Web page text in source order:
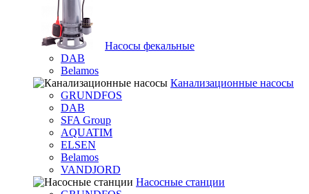
Насосы фекальные
DAB
Belamos
Канализационные насосы
GRUNDFOS
DAB
SFA Group
AQUATIM
ELSEN
Belamos
VANDJORD
Насосные станции